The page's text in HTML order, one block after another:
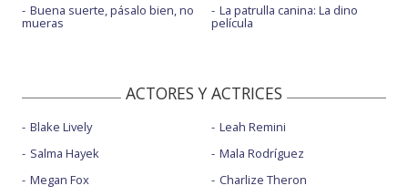
Buena suerte, pásalo bien, no
mueras
La patrulla canina: La dino
película
ACTORES Y ACTRICES
Blake Lively
Salma Hayek
Megan Fox
Leah Remini
Mala Rodríguez
Charlize Theron